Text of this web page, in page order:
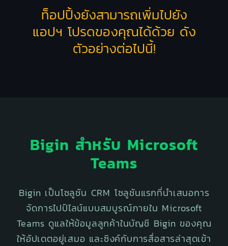
ท็อปปิ้งยังสามารถเพิ่มไปยัง
แอปฯ โปรดของคุณได้ด้วย ดัง
ตัวอย่างต่อไปนี้!
Bigin สำหรับ Microsoft
Teams
Bigin เป็นโซลูชัน CRM โซลูชันแรกที่นำเสนอการ
จัดการไปป์ไลน์แบบสมบูรณ์ภายใน Microsoft
Teams ดูแลให้ข้อมูลลูกค้าในบัญชี Bigin ของคุณ
ให้อัปเดตอยู่เสมอ และซิงค์กับการสื่อสารล่าสุดเข้า